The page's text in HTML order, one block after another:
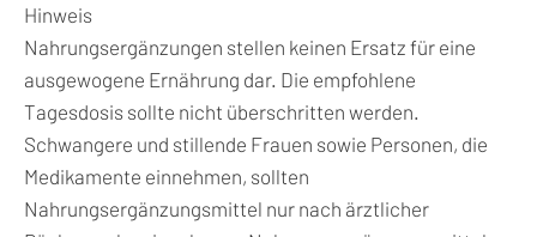
Hinweis
Nahrungsergänzungen stellen keinen Ersatz für eine
ausgewogene Ernährung dar. Die empfohlene
Tagesdosis sollte nicht überschritten werden.
Schwangere und stillende Frauen sowie Personen, die
Medikamente einnehmen, sollten
Nahrungsergänzungsmittel nur nach ärztlicher